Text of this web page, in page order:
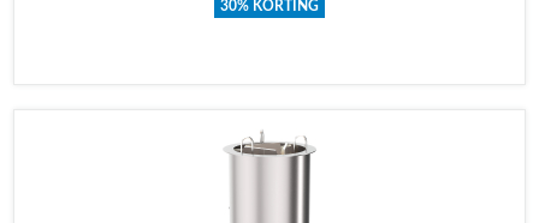
30% KORTING